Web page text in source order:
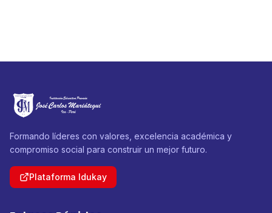
Formando líderes con valores, excelencia académica y
compromiso social para construir un mejor futuro.
Plataforma Idukay